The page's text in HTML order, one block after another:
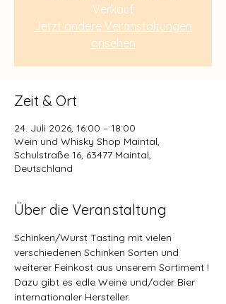
Verkauf
Jetzt andere Veranstaltungen
ansehen
Zeit & Ort
24. Juli 2026, 16:00 – 18:00
Wein und Whisky Shop Maintal,
Schulstraße 16, 63477 Maintal,
Deutschland
Über die Veranstaltung
Schinken/Wurst Tasting mit vielen
verschiedenen Schinken Sorten und
weiterer Feinkost aus unserem Sortiment !
Dazu gibt es edle Weine und/oder Bier
internationaler Hersteller.